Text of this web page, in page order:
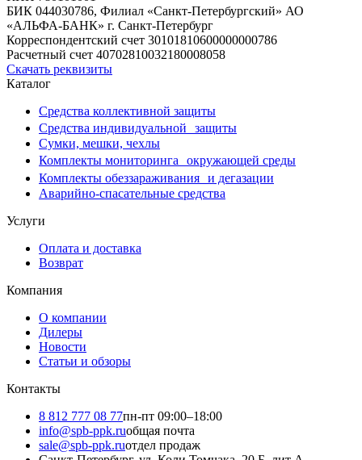
БИК 044030786, Филиал «Санкт-Петербургский» АО
«АЛЬФА-БАНК» г. Санкт-Петербург
Корреспондентский счет 30101810600000000786
Расчетный счет 40702810032180008058
Скачать реквизиты
Каталог
Средства коллективной защиты
Средства индивидуальной защиты
Сумки, мешки, чехлы
Комплекты мониторинга окружающей среды
Комплекты обеззараживания и дегазации
Аварийно-спасательные средства
Услуги
Оплата и доставка
Возврат
Компания
О компании
Дилеры
Новости
Статьи и обзоры
Контакты
8 812 777 08 77пн-пт 09:00–18:00
info@spb-ppk.ruобщая почта
sale@spb-ppk.ruотдел продаж